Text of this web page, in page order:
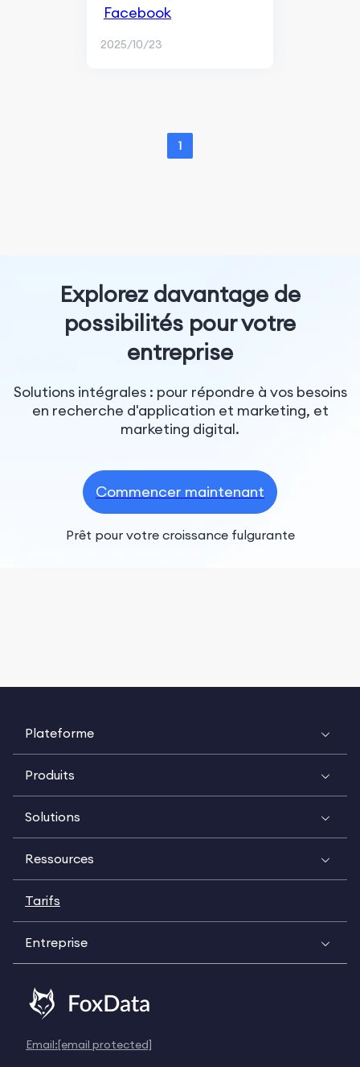
Facebook
2025/10/23
1
Explorez davantage de
possibilités pour votre
entreprise
Solutions intégrales : pour répondre à vos besoins
en recherche d'application et marketing, et
marketing digital.
Commencer maintenant
Prêt pour votre croissance fulgurante
Plateforme
Produits
Solutions
Ressources
Tarifs
Entreprise
Email:[email protected]